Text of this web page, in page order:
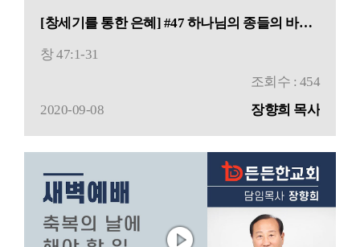
[창세기를 통한 은혜] #47 하나님의 종들의 바른 자세
창 47:1-31
조회수 : 454
2020-09-08
장향희 목사